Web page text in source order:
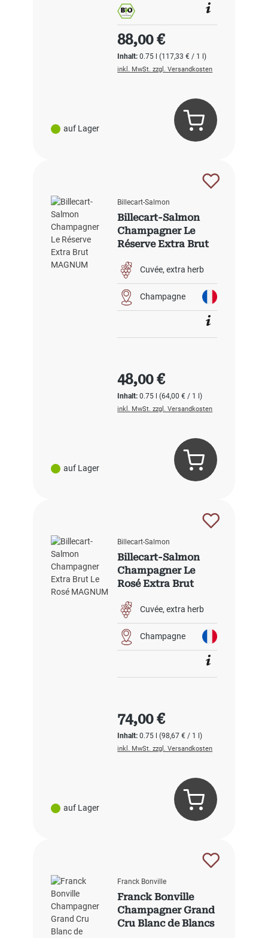
auf Lager
Inhalt:0.75 l(117,33 € / 1 l)
Regulärer Preis:
88,00 €
inkl. MwSt. zzgl. Versandkosten
auf Lager
Billecart-Salmon
Billecart-Salmon
Champagner Le
Réserve Extra Brut
Cuvée extra herb
Champagne
Inhalt:0.75 l(64,00 € / 1 l)
Regulärer Preis:
48,00 €
inkl. MwSt. zzgl. Versandkosten
auf Lager
Billecart-Salmon
Billecart-Salmon
Champagner Le
Rosé Extra Brut
Cuvée extra herb
Champagne
Inhalt:0.75 l(98,67 € / 1 l)
Regulärer Preis:
74,00 €
inkl. MwSt. zzgl. Versandkosten
Franck Bonville
Franck Bonville
Champagner Grand
Cru Blanc de Blancs